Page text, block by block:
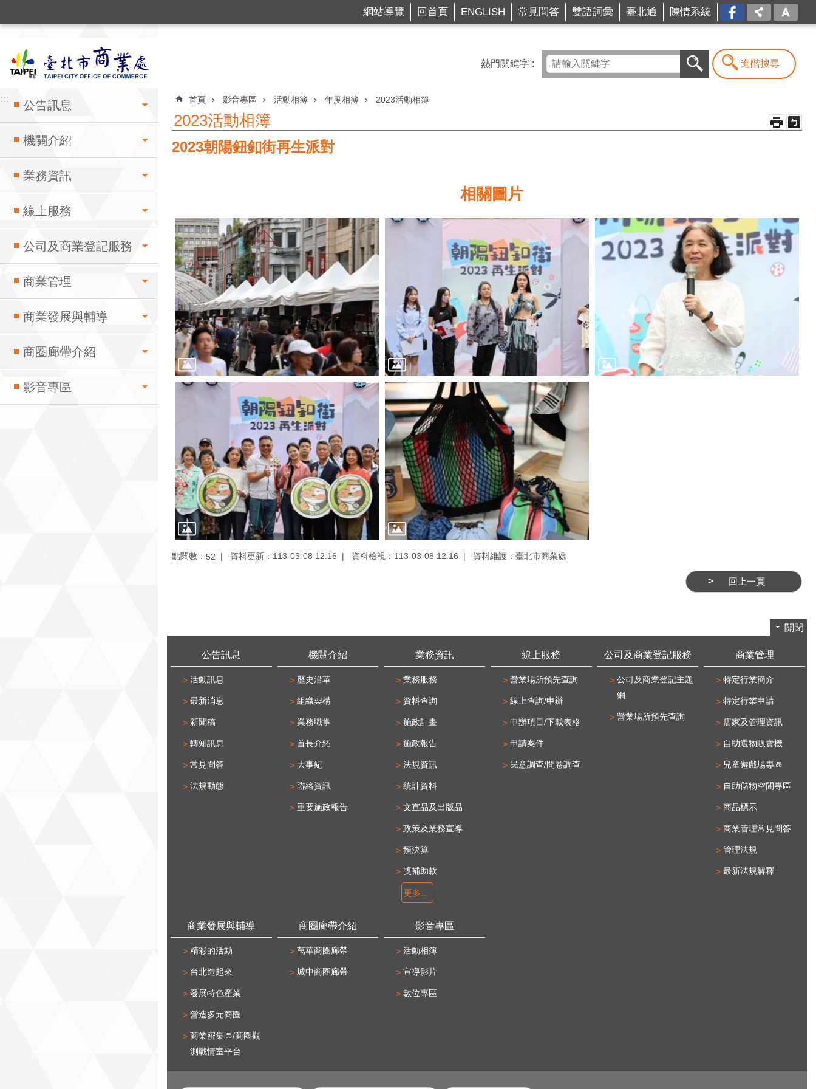
網站導覽 回首頁 ENGLISH 常見問答 雙語詞彙 臺北通 陳情系統 FB
::: 公告訊息
機關介紹
業務資訊
線上服務
公司及商業登記服務
商業管理
商業發展與輔導
商圈廊帶介紹
影音專區
熱門關鍵字 進階搜尋
:::
首頁 影音專區 活動相簿 年度相簿 2023活動相簿
2023活動相簿
2023朝陽鈕釦街再生派對
相關圖片
點閱數： 52 資料更新：113-03-08 12:16 資料檢視：113-03-08 12:16 資料維護：臺北市商業處
回上一頁
關閉
公告訊息
活動訊息
最新消息
新聞稿
轉知訊息
常見問答
法規動態
機關介紹
歷史沿革
組織架構
業務職掌
首長介紹
大事紀
聯絡資訊
重要施政報告
業務資訊
業務服務
資料查詢
施政計畫
施政報告
法規資訊
統計資料
文宣品及出版品
政策及業務宣導
預決算
獎補助款
更多...
線上服務
營業場所預先查詢
線上查詢/申辦
申辦項目/下載表格
申請案件
民意調查/問卷調查
公司及商業登記服務
公司及商業登記主題
網
營業場所預先查詢
商業管理
特定行業簡介
特定行業申請
店家及管理資訊
自助選物販賣機
兒童遊戲場專區
自助儲物空間專區
商品標示
商業管理常見問答
管理法規
最新法規解釋
商業發展與輔導
精彩的活動
台北造起來
發展特色產業
營造多元商圈
商業密集區/商圈觀
測戰情室平台
商圈廊帶介紹
萬華商圈廊帶
城中商圈廊帶
影音專區
活動相簿
宣導影片
數位專區